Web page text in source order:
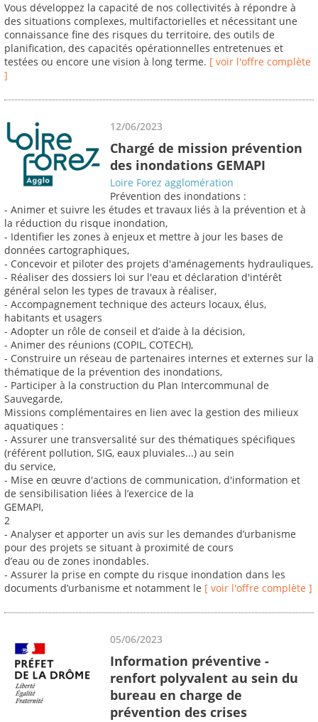
Vous développez la capacité de nos collectivités à répondre à
des situations complexes, multifactorielles et nécessitant une
connaissance fine des risques du territoire, des outils de
planification, des capacités opérationnelles entretenues et
testées ou encore une vision à long terme. [ voir l'offre complète
]
12/06/2023
Chargé de mission prévention
des inondations GEMAPI
Loire Forez agglomération
Prévention des inondations :
- Animer et suivre les études et travaux liés à la prévention et à
la réduction du risque inondation,
- Identifier les zones à enjeux et mettre à jour les bases de
données cartographiques,
- Concevoir et piloter des projets d'aménagements hydrauliques,
- Réaliser des dossiers loi sur l'eau et déclaration d'intérêt
général selon les types de travaux à réaliser,
- Accompagnement technique des acteurs locaux, élus,
habitants et usagers
- Adopter un rôle de conseil et d’aide à la décision,
- Animer des réunions (COPIL, COTECH),
- Construire un réseau de partenaires internes et externes sur la
thématique de la prévention des inondations,
- Participer à la construction du Plan Intercommunal de
Sauvegarde,
Missions complémentaires en lien avec la gestion des milieux
aquatiques :
- Assurer une transversalité sur des thématiques spécifiques
(référent pollution, SIG, eaux pluviales...) au sein
du service,
- Mise en œuvre d'actions de communication, d'information et
de sensibilisation liées à l’exercice de la
GEMAPI,
2
- Analyser et apporter un avis sur les demandes d’urbanisme
pour des projets se situant à proximité de cours
d’eau ou de zones inondables.
- Assurer la prise en compte du risque inondation dans les
documents d’urbanisme et notamment le [ voir l'offre complète ]
05/06/2023
Information préventive -
renfort polyvalent au sein du
bureau en charge de
prévention des crises